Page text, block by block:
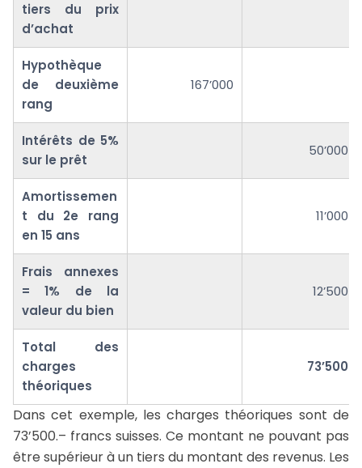
tiers du prix
d’achat
Hypothèque
de deuxième
rang
167’000
Intérêts de 5%
sur le prêt
50’000
Amortissemen
t du 2e rang
en 15 ans
11’000
Frais annexes
= 1% de la
valeur du bien
12’500
Total des
charges
théoriques
73’500
Dans cet exemple, les charges théoriques sont de
73’500.– francs suisses. Ce montant ne pouvant pas
être supérieur à un tiers du montant des revenus. Les